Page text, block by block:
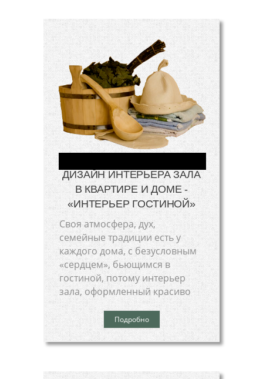
ДИЗАЙН ИНТЕРЬЕРА ЗАЛА
В КВАРТИРЕ И ДОМЕ -
«ИНТЕРЬЕР ГОСТИНОЙ»
Своя атмосфера, дух,
семейные традиции есть у
каждого дома, с безусловным
«сердцем», бьющимся в
гостиной, потому интерьер
зала, оформленный красиво
Подробно